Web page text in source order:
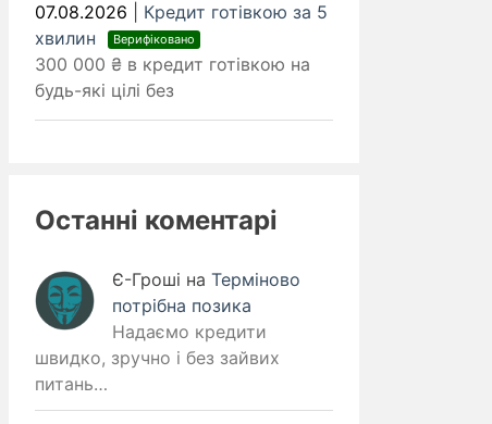
07.08.2026
Кредит готівкою за 5
хвилин
Верифіковано
300 000 ₴ в кредит готівкою на
будь-які цілі без
Останні коментарі
Є-Гроші на Терміново
потрібна позика
Надаємо кредити
швидко, зручно і без зайвих
питань…